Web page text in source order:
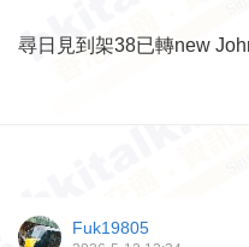
尋日見到架38已轉new
Fuk19805